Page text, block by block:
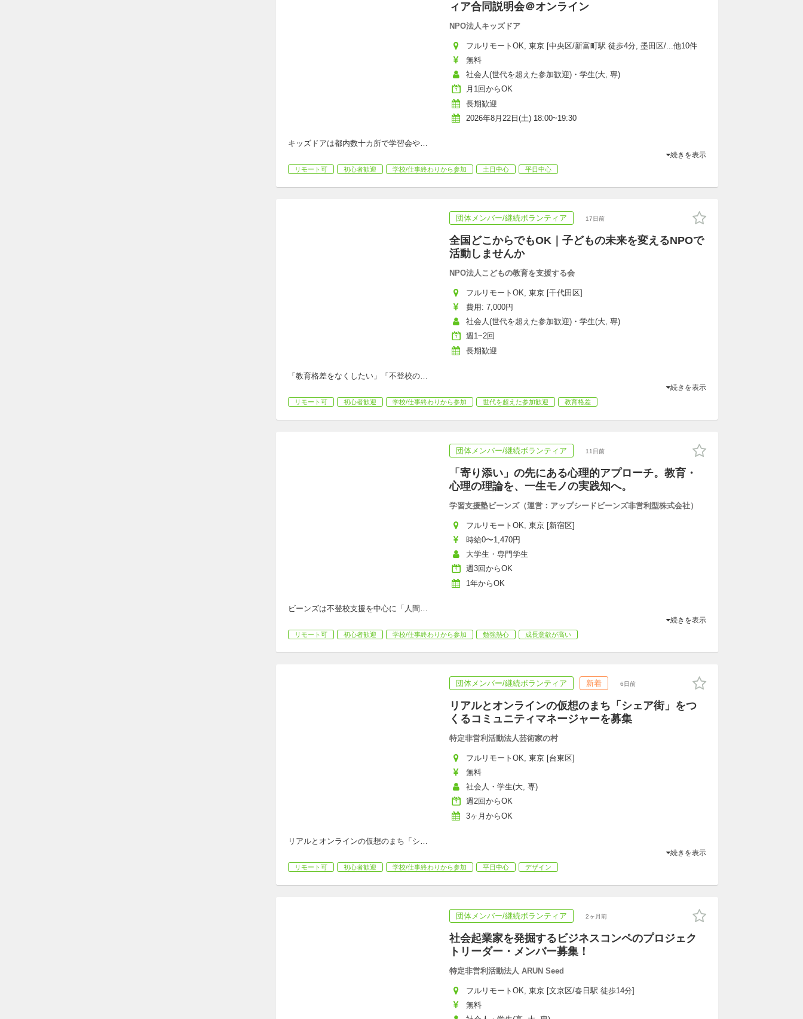
ィア合同説明会＠オンライン
NPO法人キッズドア
フルリモートOK, 東京 [中央区/新富町駅 徒歩4分, 墨田区/...他10件
無料
社会人(世代を超えた参加歓迎)・学生(大, 専)
月1回からOK
長期歓迎
2026年8月22日(土) 18:00~19:30
キッズドアは都内数十カ所で学習会や…
続きを表示
リモート可 初心者歓迎 学校/仕事終わりから参加 土日中心 平日中心
団体メンバー/継続ボランティア 17日前
全国どこからでもOK｜子どもの未来を変えるNPOで
活動しませんか
NPO法人こどもの教育を支援する会
フルリモートOK, 東京 [千代田区]
費用: 7,000円
社会人(世代を超えた参加歓迎)・学生(大, 専)
週1~2回
長期歓迎
「教育格差をなくしたい」「不登校の…
続きを表示
リモート可 初心者歓迎 学校/仕事終わりから参加 世代を超えた参加歓迎 教育格差
団体メンバー/継続ボランティア 11日前
「寄り添い」の先にある心理的アプローチ。教育・
心理の理論を、一生モノの実践知へ。
学習支援塾ビーンズ（運営：アップシードビーンズ非営利型株式会社）
フルリモートOK, 東京 [新宿区]
時給0〜1,470円
大学生・専門学生
週3回からOK
1年からOK
ビーンズは不登校支援を中心に「人間 …
続きを表示
リモート可 初心者歓迎 学校/仕事終わりから参加 勉強熱心 成長意欲が高い
団体メンバー/継続ボランティア 新着 6日前
リアルとオンラインの仮想のまち「シェア街」をつ
くるコミュニティマネージャーを募集
特定非営利活動法人芸術家の村
フルリモートOK, 東京 [台東区]
無料
社会人・学生(大, 専)
週2回からOK
3ヶ月からOK
リアルとオンラインの仮想のまち「シ…
続きを表示
リモート可 初心者歓迎 学校/仕事終わりから参加 平日中心 デザイン
団体メンバー/継続ボランティア 2ヶ月前
社会起業家を発掘するビジネスコンペのプロジェク
トリーダー・メンバー募集！
特定非営利活動法人 ARUN Seed
フルリモートOK, 東京 [文京区/春日駅 徒歩14分]
無料